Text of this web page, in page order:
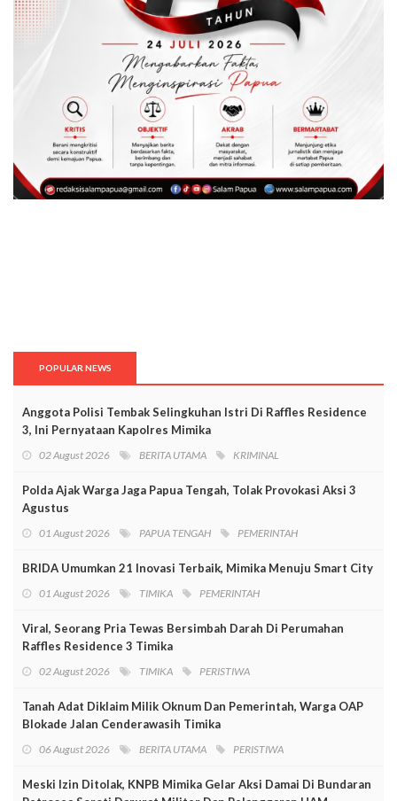
POPULAR NEWS
Anggota Polisi Tembak Selingkuhan Istri Di Raffles Residence
3, Ini Pernyataan Kapolres Mimika
02 August 2026 BERITA UTAMA KRIMINAL
Polda Ajak Warga Jaga Papua Tengah, Tolak Provokasi Aksi 3
Agustus
01 August 2026 PAPUA TENGAH PEMERINTAH
BRIDA Umumkan 21 Inovasi Terbaik, Mimika Menuju Smart City
01 August 2026 TIMIKA PEMERINTAH
Viral, Seorang Pria Tewas Bersimbah Darah Di Perumahan
Raffles Residence 3 Timika
02 August 2026 TIMIKA PERISTIWA
Tanah Adat Diklaim Milik Oknum Dan Pemerintah, Warga OAP
Blokade Jalan Cenderawasih Timika
06 August 2026 BERITA UTAMA PERISTIWA
Meski Izin Ditolak, KNPB Mimika Gelar Aksi Damai Di Bundaran